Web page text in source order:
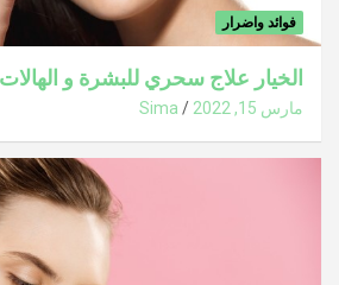
فوائد واضرار
الخيار علاج سحري للبشرة و
مارس 15, 2022 Sima